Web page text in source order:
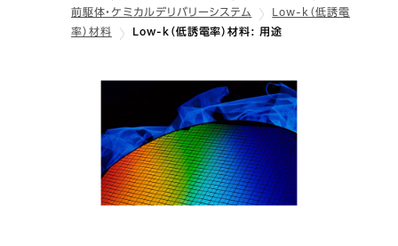
前駆体・ケミカルデリバリーシステム
Low-k（低誘電
率）材料
Low-k（低誘電率）材料: 用途